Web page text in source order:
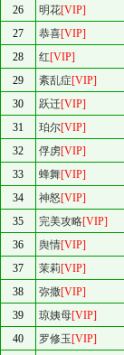
26
明花[VIP]
27
恭喜[VIP]
28
红[VIP]
29
紊乱症[VIP]
30
跃迁[VIP]
31
珀尔[VIP]
32
俘虏[VIP]
33
蜂舞[VIP]
34
神怒[VIP]
35
完美攻略[VIP]
36
舆情[VIP]
37
茉莉[VIP]
38
弥撒[VIP]
39
琼姨母[VIP]
40
罗修玉[VIP]